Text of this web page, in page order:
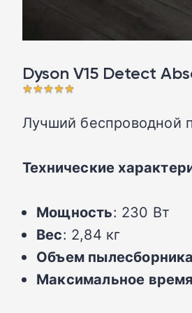
Dyson V15 Detect
Лучший беспроводной
Технические
Мощность: 230 Вт
Вес: 2,84 кг
Объем пылесборника
Максимальное